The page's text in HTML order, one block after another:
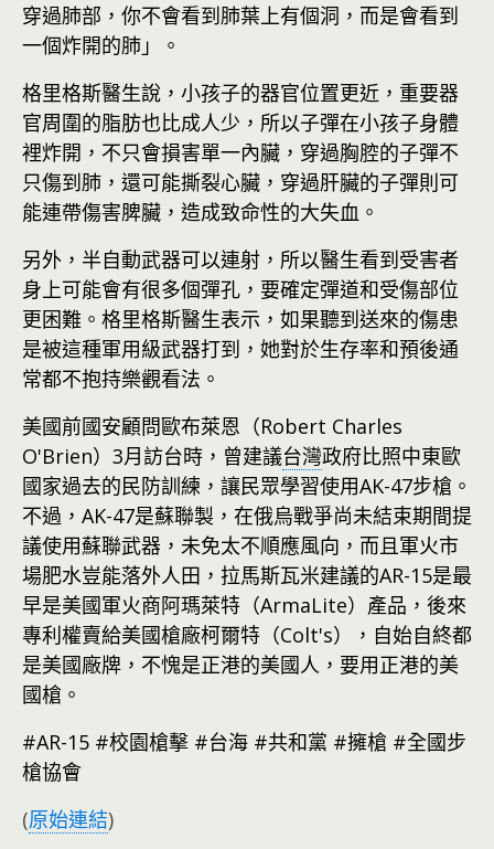
穿過肺部，你不會看到肺葉上有個洞，而是會看到
一個炸開的肺」。
格里格斯醫生說，小孩子的器官位置更近，重要器
官周圍的脂肪也比成人少，所以子彈在小孩子身體
裡炸開，不只會損害單一內臟，穿過胸腔的子彈不
只傷到肺，還可能撕裂心臟，穿過肝臟的子彈則可
能連帶傷害脾臟，造成致命性的大失血。
另外，半自動武器可以連射，所以醫生看到受害者
身上可能會有很多個彈孔，要確定彈道和受傷部位
更困難。格里格斯醫生表示，如果聽到送來的傷患
是被這種軍用級武器打到，她對於生存率和預後通
常都不抱持樂觀看法。
美國前國安顧問歐布萊恩（Robert Charles
O'Brien）3月訪台時，曾建議台灣政府比照中東歐
國家過去的民防訓練，讓民眾學習使用AK-47步槍。
不過，AK-47是蘇聯製，在俄烏戰爭尚未結束期間提
議使用蘇聯武器，未免太不順應風向，而且軍火市
場肥水豈能落外人田，拉馬斯瓦米建議的AR-15是最
早是美國軍火商阿瑪萊特（ArmaLite）產品，後來
專利權賣給美國槍廠柯爾特（Colt's），自始自終都
是美國廠牌，不愧是正港的美國人，要用正港的美
國槍。
#AR-15 #校園槍擊 #台海 #共和黨 #擁槍 #全國步
槍協會
(原始連結)